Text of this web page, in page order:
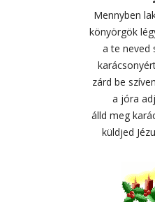
Mennyben
könyörgök
a te neved
zárd be
a jóra
álld meg
küldjed